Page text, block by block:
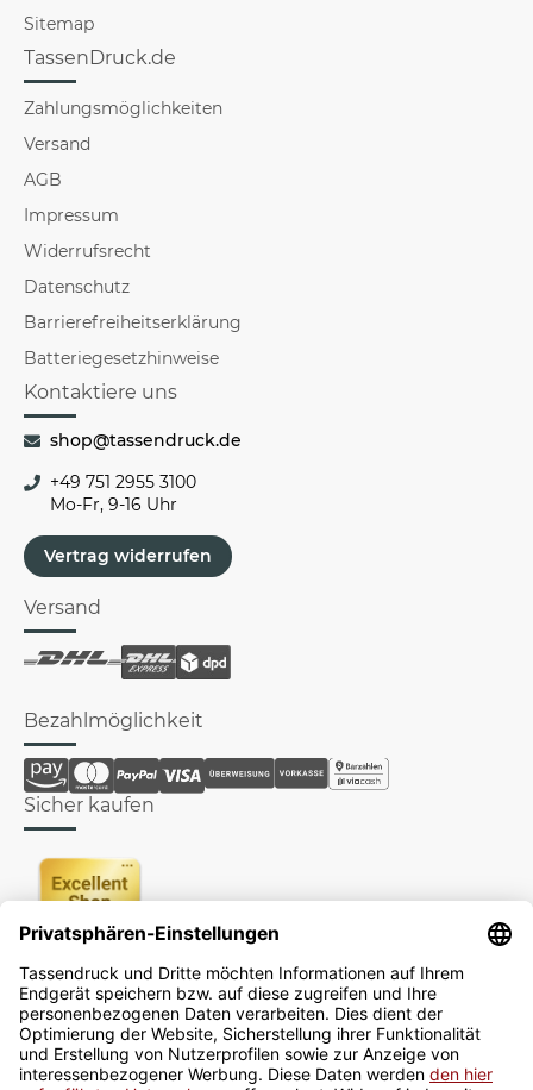
Sitemap
TassenDruck.de
Zahlungsmöglichkeiten
Versand
AGB
Impressum
Widerrufsrecht
Datenschutz
Barrierefreiheitserklärung
Batteriegesetzhinweise
Kontaktiere uns
shop@tassendruck.de
+49 751 2955 3100
Mo-Fr, 9-16 Uhr
Vertrag widerrufen
Versand
Bezahlmöglichkeit
Sicher kaufen